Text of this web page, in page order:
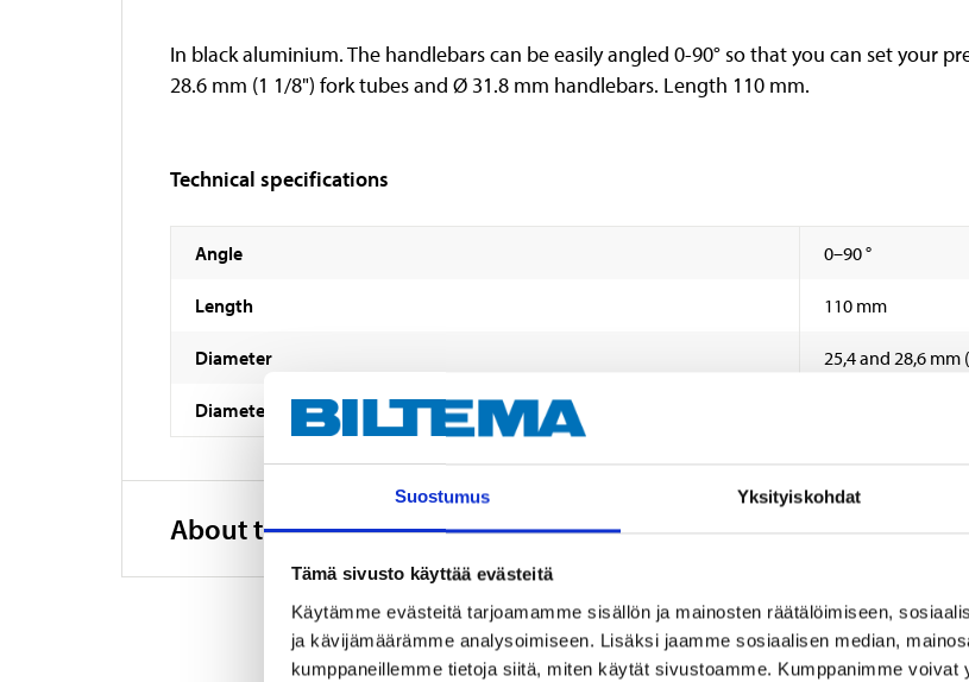
Suostumus Yksityiskohdat
Tämä sivusto käyttää evästeitä
Käytämme evästeitä tarjoamamme sisällön ja mainosten räätälöimiseen,
ja kävijämäärämme analysoimiseen. Lisäksi jaamme sosiaalisen median,
kumppaneillemme tietoja siitä, miten käytät sivustoamme. Kumppanimme voivat
In black aluminium. The handlebars can be easily angled 0-90° so that you can set your
28.6 mm (1 1/8") fork tubes and Ø 31.8 mm handlebars. Length 110 mm.
Technical specifications
Angle 0–90 °
Length 110 mm
Diameter 25,4 and 28,6
Diameter
About the manufacturer
Other customers also